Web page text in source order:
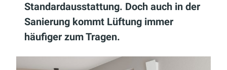
Standardausstattung. Doch auch in der
Sanierung kommt Lüftung immer
häufiger zum Tragen.